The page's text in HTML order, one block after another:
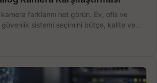
farklarını net görün. Ev, ofis ve
sistemi seçimini bütçe, kalite ve